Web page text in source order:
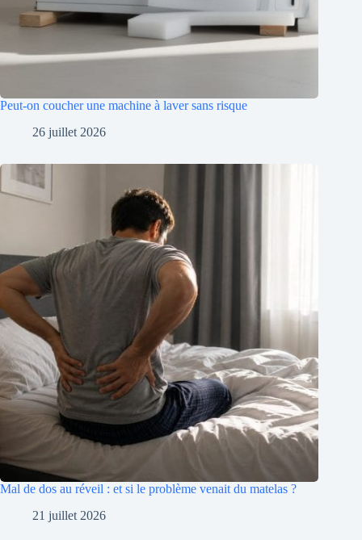
Peut-on coucher une machine à laver sans risque
26 juillet 2026
Mal de dos au réveil : et si le problème venait du matelas ?
21 juillet 2026